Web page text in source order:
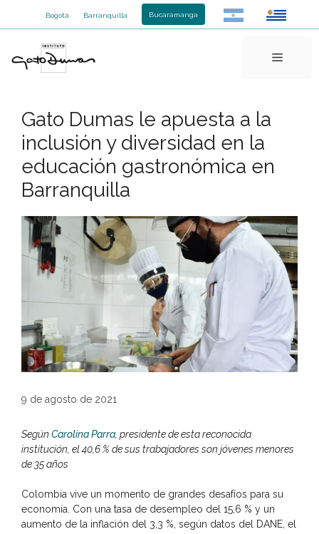
Bogotá Barranquilla Bucaramanga
Menú
Gato Dumas le apuesta a la
inclusión y diversidad en la
educación gastronómica en
Barranquilla
9 de agosto de 2021
Según Carolina Parra , presidente de esta reconocida
institución, el 40,6 % de sus trabajadores son jóvenes menores
de 35 años
Colombia vive un momento de grandes desafíos para su
economía. Con una tasa de desempleo del 15,6 % y un
aumento de la inflación del 3,3 %, según datos del DANE, el